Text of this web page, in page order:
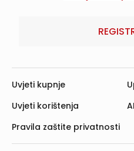
Uvjeti kupnje
Uvjeti korištenja
Pravila zaštite privatnosti